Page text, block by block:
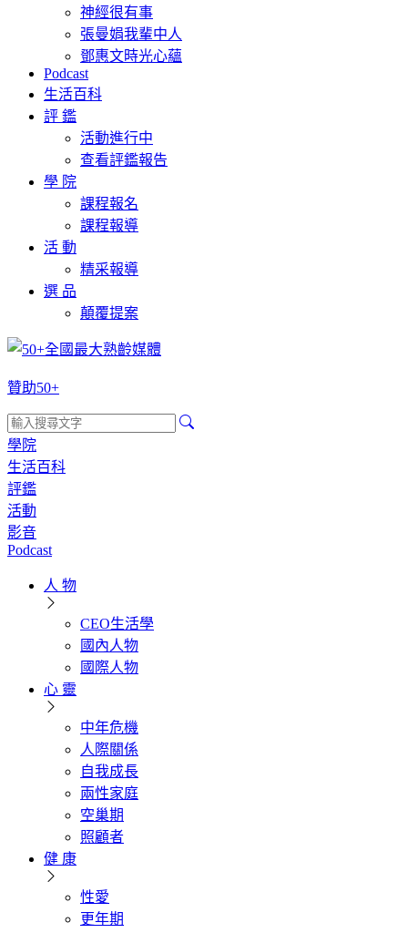
神經很有事
張曼娟我輩中人
鄧惠文時光心蘊
Podcast
生活百科
評 鑑
活動進行中
查看評鑑報告
學 院
課程報名
課程報導
活 動
精采報導
選 品
顛覆提案
贊助50+
學院
生活百科
評鑑
活動
影音
Podcast
人 物
CEO生活學
國內人物
國際人物
心 靈
中年危機
人際關係
自我成長
兩性家庭
空巢期
照顧者
健 康
性愛
更年期